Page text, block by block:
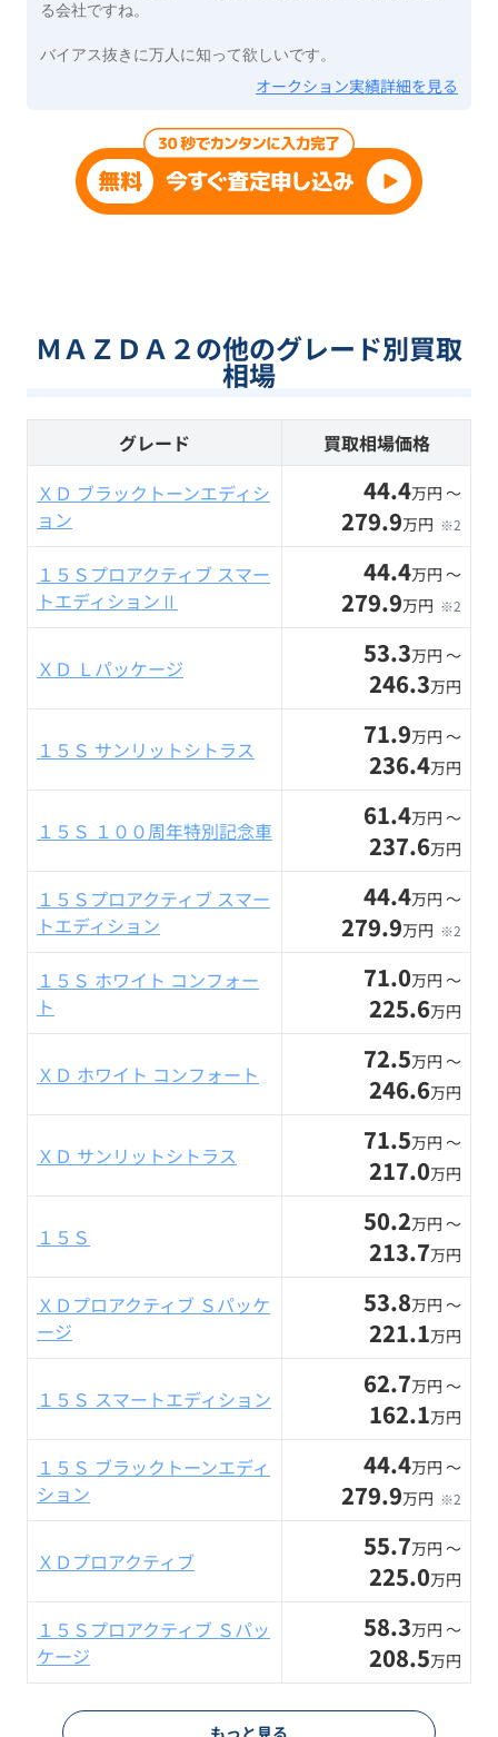
る会社ですね。
バイアス抜きに万人に知って欲しいです。
オークション実績詳細を見る
ＭＡＺＤＡ２の他のグレード別買取
相場
グレード
買取相場価格
ＸＤ ブラックトーンエディシ
ョン
44.4万円 〜
279.9万円 ※2
１５Ｓプロアクティブ スマー
トエディションⅡ
44.4万円 〜
279.9万円 ※2
ＸＤ Ｌパッケージ 53.3万円 〜
246.3万円
１５Ｓ サンリットシトラス 71.9万円 〜
236.4万円
１５Ｓ １００周年特別記念車 61.4万円 〜
237.6万円
１５Ｓプロアクティブ スマー
トエディション
44.4万円 〜
279.9万円 ※2
１５Ｓ ホワイト コンフォー
ト
71.0万円 〜
225.6万円
ＸＤ ホワイト コンフォート 72.5万円 〜
246.6万円
ＸＤ サンリットシトラス 71.5万円 〜
217.0万円
１５Ｓ 50.2万円 〜
213.7万円
ＸＤプロアクティブ Ｓパッケ
ージ
53.8万円 〜
221.1万円
１５Ｓ スマートエディション 62.7万円 〜
162.1万円
１５Ｓ ブラックトーンエディ
ション
44.4万円 〜
279.9万円 ※2
ＸＤプロアクティブ 55.7万円 〜
225.0万円
１５Ｓプロアクティブ Ｓパッ
ケージ
58.3万円 〜
208.5万円